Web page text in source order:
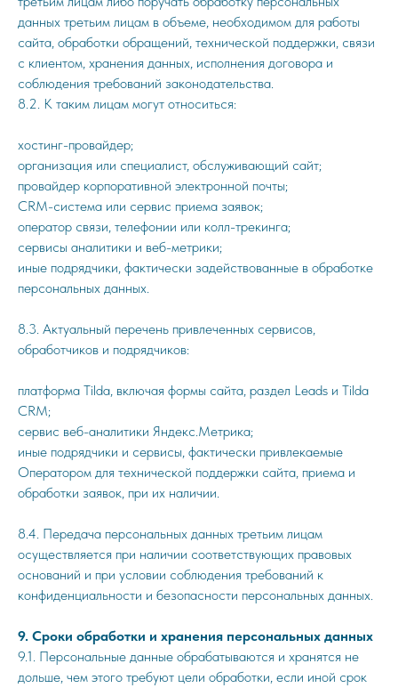
данных третьим лицам в объеме, необходимом для работы
сайта, обработки обращений, технической поддержки, связи
с клиентом, хранения данных, исполнения договора и
соблюдения требований законодательства.
8.2. К таким лицам могут относиться:
хостинг-провайдер;
организация или специалист, обслуживающий сайт;
провайдер корпоративной электронной почты;
CRM-система или сервис приема заявок;
оператор связи, телефонии или колл-трекинга;
сервисы аналитики и веб-метрики;
иные подрядчики, фактически задействованные в обработке
персональных данных.
8.3. Актуальный перечень привлеченных сервисов,
обработчиков и подрядчиков:
платформа Tilda, включая формы сайта, раздел Leads и Tilda
CRM;
сервис веб-аналитики Яндекс.Метрика;
иные подрядчики и сервисы, фактически привлекаемые
Оператором для технической поддержки сайта, приема и
обработки заявок, при их наличии.
8.4. Передача персональных данных третьим лицам
осуществляется при наличии соответствующих правовых
оснований и при условии соблюдения требований к
конфиденциальности и безопасности персональных данных.
9. Сроки обработки и хранения персональных данных
9.1. Персональные данные обрабатываются и хранятся не
дольше, чем этого требуют цели обработки, если иной срок